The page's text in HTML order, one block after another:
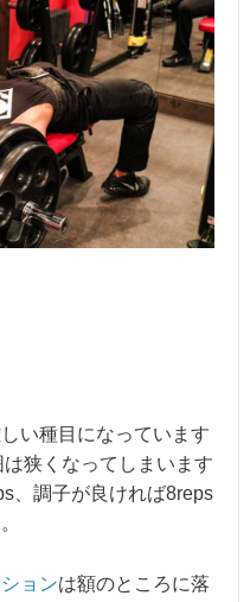
い種目になっています
狭くなってしまいます
、調子が良ければ8reps
ョンは額のところに落